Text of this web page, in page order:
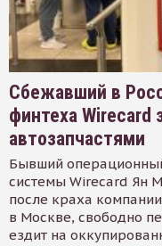
Сбежавший в
финтеха Wirecard
автозапчастями
Бывший
системы Wirecard Ян
после краха
в Москве, свободно
ездит на